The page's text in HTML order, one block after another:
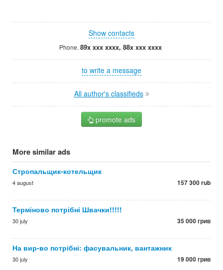
Show contacts
Phone. 89x xxx xxxx, 88x xxx xxxx
to write a message
All author's classifieds
promote ads
More similar ads
Стропальщик-котельщик
4 august 157 300 rub
Терміново потрібні Швачки!!!!!
30 july 35 000 грив
На вир-во потрібні: фасувальник, вантажник
30 july 19 000 грив